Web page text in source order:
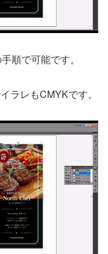
順で可能です。
ラレもCMYKです。